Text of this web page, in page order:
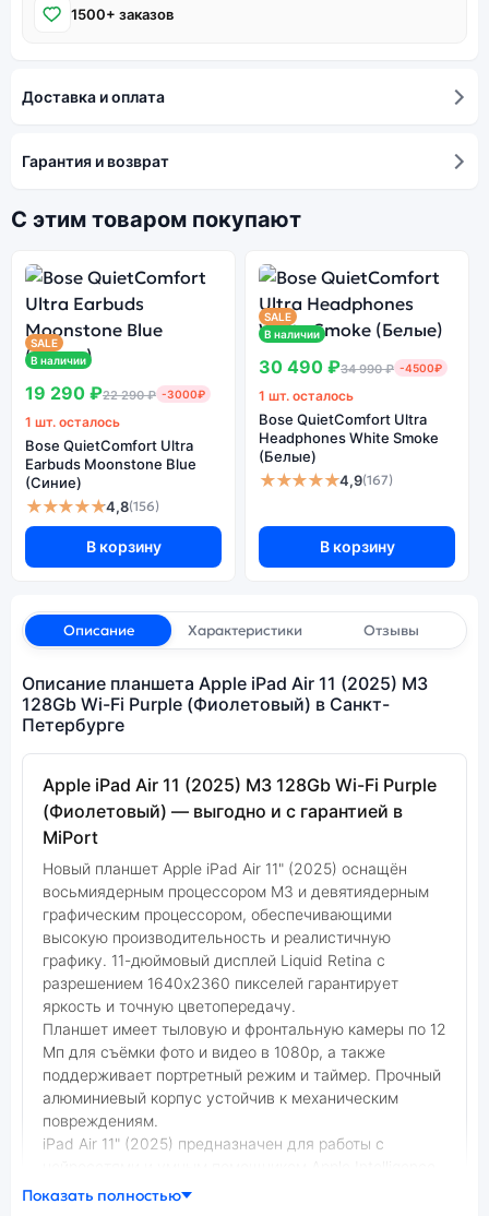
1500+ заказов
Доставка и оплата
Гарантия и возврат
С этим товаром покупают
SALE
В наличии
19 290 ₽22 290 ₽ -3000₽
1 шт. осталось
Bose QuietComfort Ultra
Earbuds Moonstone Blue
(Синие)
★★★★★4,8(156)
В корзину
SALE
В наличии
30 490 ₽34 990 ₽ -4500₽
1 шт. осталось
Bose QuietComfort Ultra
Headphones White Smoke
(Белые)
★★★★★4,9(167)
В корзину
Описание Характеристики Отзывы
Описание планшета Apple iPad Air 11 (2025) M3
128Gb Wi-Fi Purple (Фиолетовый) в Санкт-
Петербурге
Apple iPad Air 11 (2025) M3 128Gb Wi-Fi Purple
(Фиолетовый) — выгодно и с гарантией в
MiPort
Новый планшет Apple iPad Air 11" (2025) оснащён
восьмиядерным процессором M3 и девятиядерным
графическим процессором, обеспечивающими
высокую производительность и реалистичную
графику. 11-дюймовый дисплей Liquid Retina с
разрешением 1640x2360 пикселей гарантирует
яркость и точную цветопередачу.
Планшет имеет тыловую и фронтальную камеры по 12
Мп для съёмки фото и видео в 1080p, а также
поддерживает портретный режим и таймер. Прочный
алюминиевый корпус устойчив к механическим
повреждениям.
iPad Air 11" (2025) предназначен для работы с
предлагающим функции для творчества и работы,
Показать полностью